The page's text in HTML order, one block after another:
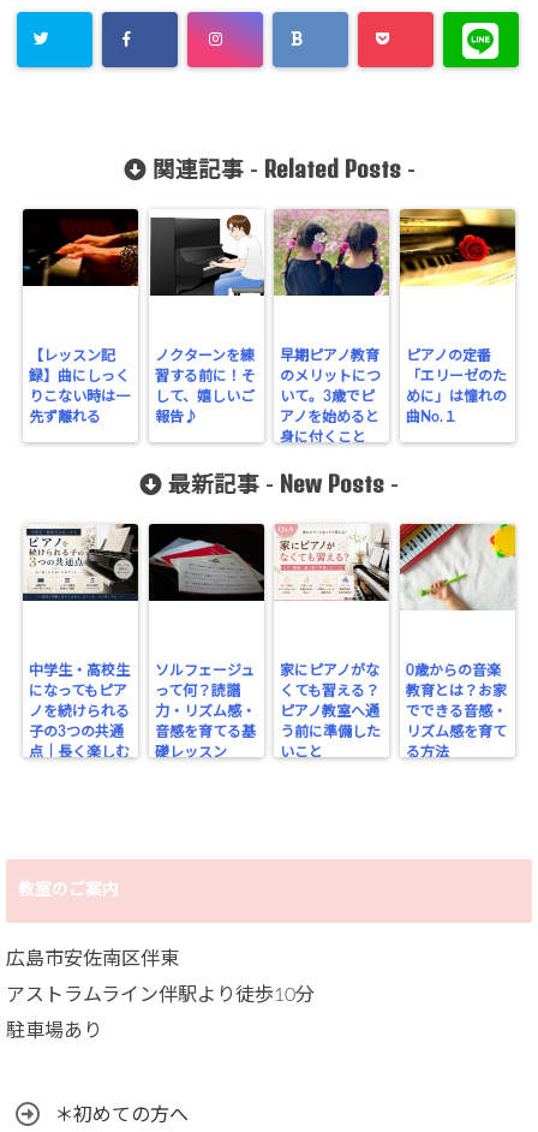
関連記事 - Related Posts-
【レッスン記
録】曲にしっく
りこない時は一
先ず離れる
ノクターンを練
習する前に！そ
して、嬉しいご
報告♪
早期ピアノ教育
のメリットにつ
いて。3歳でピ
アノを始めると
身に付くこと
ピアノの定番
「エリーゼのた
めに」は憧れの
曲No.１
最新記事 - New Posts -
中学生・高校生
になってもピア
ノを続けられる
子の3つの共通
点｜長く楽しむ
ソルフェージュ
って何？読譜
力・リズム感・
音感を育てる基
礎レッスン
家にピアノがな
くても習える？
ピアノ教室へ通
う前に準備した
いこと
0歳からの音楽
教育とは？お家
でできる音感・
リズム感を育て
る方法
教室のご案内
広島市安佐南区伴東
アストラムライン伴駅より徒歩10分
駐車場あり
＊初めての方へ